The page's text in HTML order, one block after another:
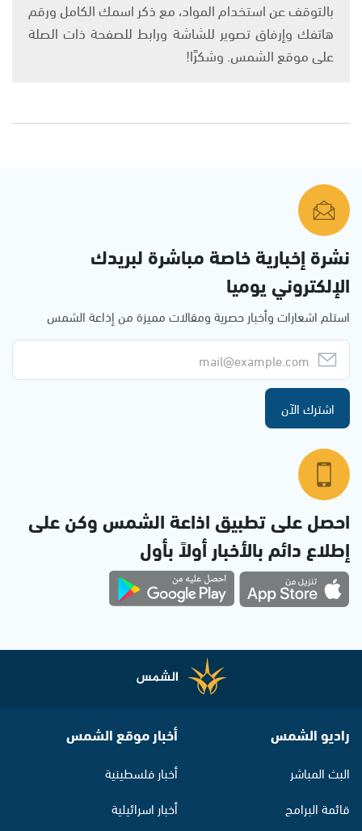
بالتوقف عن استخدام المواد، مع ذكر اسمك الكامل ورقم
هاتفك وإرفاق تصوير للشاشة ورابط للصفحة ذات الصلة
على موقع الشمس. وشكرًا!
نشرة إخبارية خاصة مباشرة لبريدك
الإلكتروني يوميا
استلم اشعارات وأخبار حصرية ومقالات مميزة من إذاعة الشمس
اشترك الآن
احصل على تطبيق اذاعة الشمس وكن على
إطلاع دائم بالأخبار أولاً بأول
راديو الشمس
البث المباشر
قائمة البرامج
أخبار موقع الشمس
أخبار فلسطينية
أخبار اسرائيلية